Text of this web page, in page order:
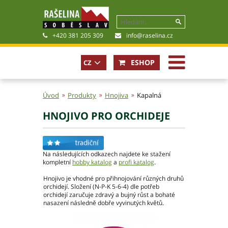
+420 381 205 309 info@raselina.cz
Historie, současnost
Politika společnosti
Obchodní podmínky
Pro akcionáře
Certifikáty
Poradna
Fotogalerie
CZ
EN
ESHOP
Úvod Produkty Hnojiva Kapalná
HNOJIVO PRO ORCHIDEJE
Na následujících odkazech najdete ke stažení
kompletní hobby kataloga profi katalog.
Hnojivo je vhodné pro přihnojování různých druhů
orchidejí. Složení (N-P-K 5-6-4) dle potřeb
orchidejí zaručuje zdravý a bujný růst a bohaté
nasazení následně dobře vyvinutých květů.